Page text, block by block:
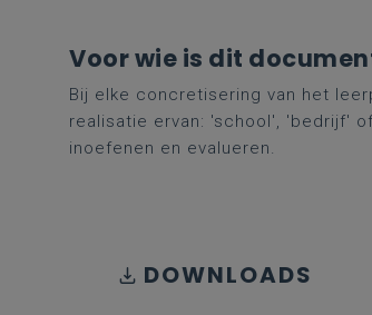
Voor wie is dit
Bij elke concretisering van het
realisatie ervan: 'school', 'bedrijf'
inoefenen en evalueren.
DOWNLOADS